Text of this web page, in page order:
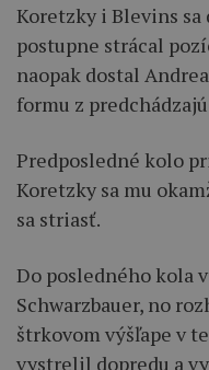
Koretzky i Blevins
postupne strácal
naopak dostal
formu z
Predposledné kolo
Koretzky sa mu
sa striasť.
Do posledného kola
Schwarzbauer, no
štrkovom výšľape v
vystrelil dopredu a